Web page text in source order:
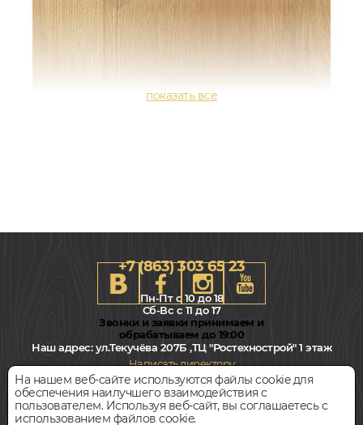
196x1520, 8мм
Дуб, 33 класс, Однополосный, Водостойкий
Цена за 1 м² 2 780руб.
+7 (863) 303 65 23
Пн-Пт с 10 до 18
Сб-Вс с 11 до 17
Звонки и заявки принимаем и
обрабатываем до 19:00
Наш адрес:ул.Текучёва 207Б ,ТЦ "Ростехнострой" 1 этаж
Написать директору
Всегда свободная парковка
На нашем веб-сайте используются файлы cookie для
обеспечения наилучшего взаимодействия с
пользователем. Используя веб-сайт, вы соглашаетесь с
использованием файлов cookie.